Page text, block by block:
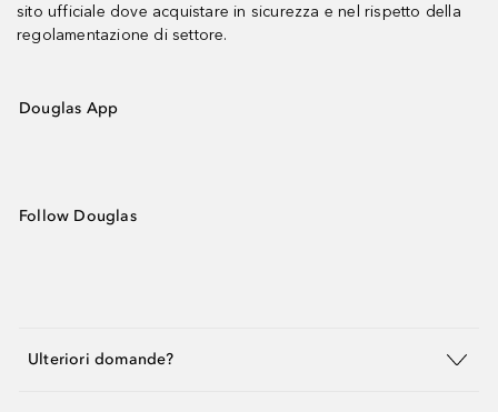
sito ufficiale dove acquistare in sicurezza e nel rispetto della
regolamentazione di settore.
Douglas App
Follow Douglas
Ulteriori domande?